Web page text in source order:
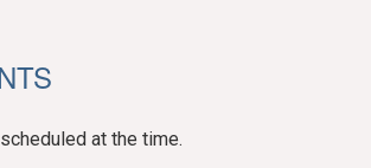
at the time.